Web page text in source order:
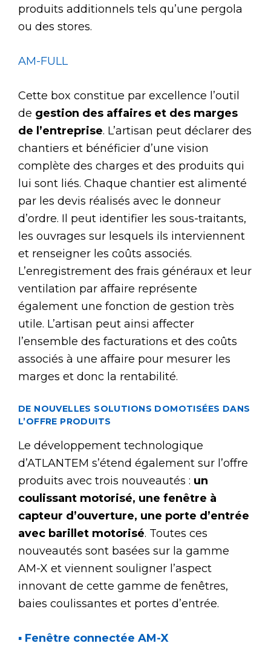
produits additionnels tels qu’une pergola
ou des stores.
AM-FULL
Cette box constitue par excellence l’outil
de gestion des affaires et des marges
de l’entreprise. L’artisan peut déclarer des
chantiers et bénéficier d’une vision
complète des charges et des produits qui
lui sont liés. Chaque chantier est alimenté
par les devis réalisés avec le donneur
d’ordre. Il peut identifier les sous-traitants,
les ouvrages sur lesquels ils interviennent
et renseigner les coûts associés.
L’enregistrement des frais généraux et leur
ventilation par affaire représente
également une fonction de gestion très
utile. L’artisan peut ainsi affecter
l’ensemble des facturations et des coûts
associés à une affaire pour mesurer les
marges et donc la rentabilité.
DE NOUVELLES SOLUTIONS DOMOTISÉES DANS
L’OFFRE PRODUITS
Le développement technologique
d’ATLANTEM s’étend également sur l’offre
produits avec trois nouveautés : un
coulissant motorisé, une fenêtre à
capteur d’ouverture, une porte d’entrée
avec barillet motorisé. Toutes ces
nouveautés sont basées sur la gamme
AM-X et viennent souligner l’aspect
innovant de cette gamme de fenêtres,
baies coulissantes et portes d’entrée.
▪ Fenêtre connectée AM-X